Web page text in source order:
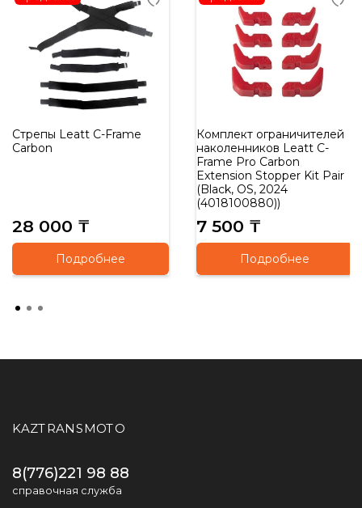
Стрепы Leatt C-Frame
Carbon
28 000 ₸
Подробнее
Комплект ограничителей
наколенников Leatt C-
Frame Pro Carbon
Extension Stopper Kit Pair
(Black, OS, 2024
(4018100880))
7 500 ₸
Подробнее
KAZTRANSMOTO
8(776)221 98 88
справочная служба